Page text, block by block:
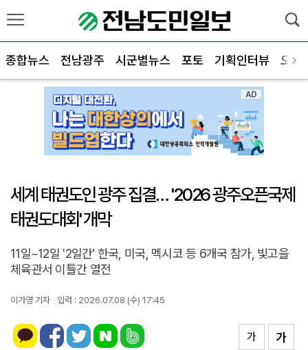
종합뉴스 전남광주 시군별뉴스 포토 기획인터뷰 오피
세계 태권도인 광주 집결… '2026 광주오픈국제
태권도대회' 개막
11일~12일 '2일간' 한국, 미국, 멕시코 등 6개국 참가, 빛고을
체육관서 이틀간 열전
이가영 기자 입력 : 2026.07.08 (수) 17:45
가
가